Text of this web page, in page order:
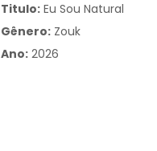
Titulo: Eu Sou Natural
Gênero: Zouk
Ano: 2026